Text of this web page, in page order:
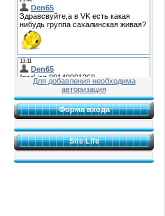
Для добавления необходима
авторизация
Форма входа
Site Life